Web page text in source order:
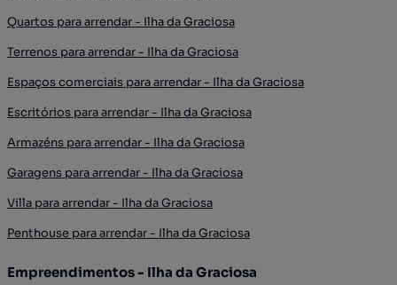
Quartos para arrendar - Ilha da Graciosa
Terrenos para arrendar - Ilha da Graciosa
Espaços comerciais para arrendar - Ilha da Graciosa
Escritórios para arrendar - Ilha da Graciosa
Armazéns para arrendar - Ilha da Graciosa
Garagens para arrendar - Ilha da Graciosa
Villa para arrendar - Ilha da Graciosa
Penthouse para arrendar - Ilha da Graciosa
Empreendimentos - Ilha da Graciosa